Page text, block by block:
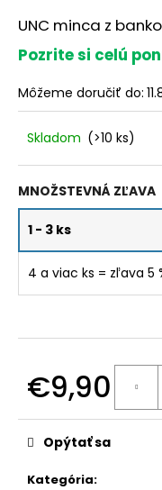
UNC minca z
Pozrite si celú
Môžeme doručiť do:
Skladom (>10 ks)
MNOŽSTEVNÁ ZĽAVA
1 - 3 ks
4 a viac ks = zľava 5
€9,90
Kategória:
Opýtať sa
á
j
s
ť
?
o
ú
a
m